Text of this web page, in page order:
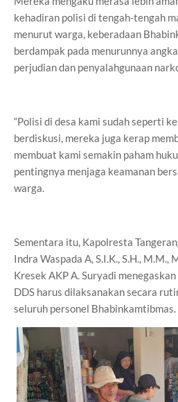
kehadiran polisi di tengah-tengah
menurut warga, keberadaan
berdampak pada menurunnya
perjudian dan penyalahgunaan
“Polisi di desa kami sudah seperti
berdiskusi, mereka juga kerap
membuat kami semakin paham
pentingnya menjaga keamanan
warga.
Sementara itu, Kapolresta
Indra Waspada A, S.I.K., S.H., M.M.,
Kresek AKP A. Suryadi
DDS harus dilaksanakan secara
seluruh personel Bhabinkamtibmas.